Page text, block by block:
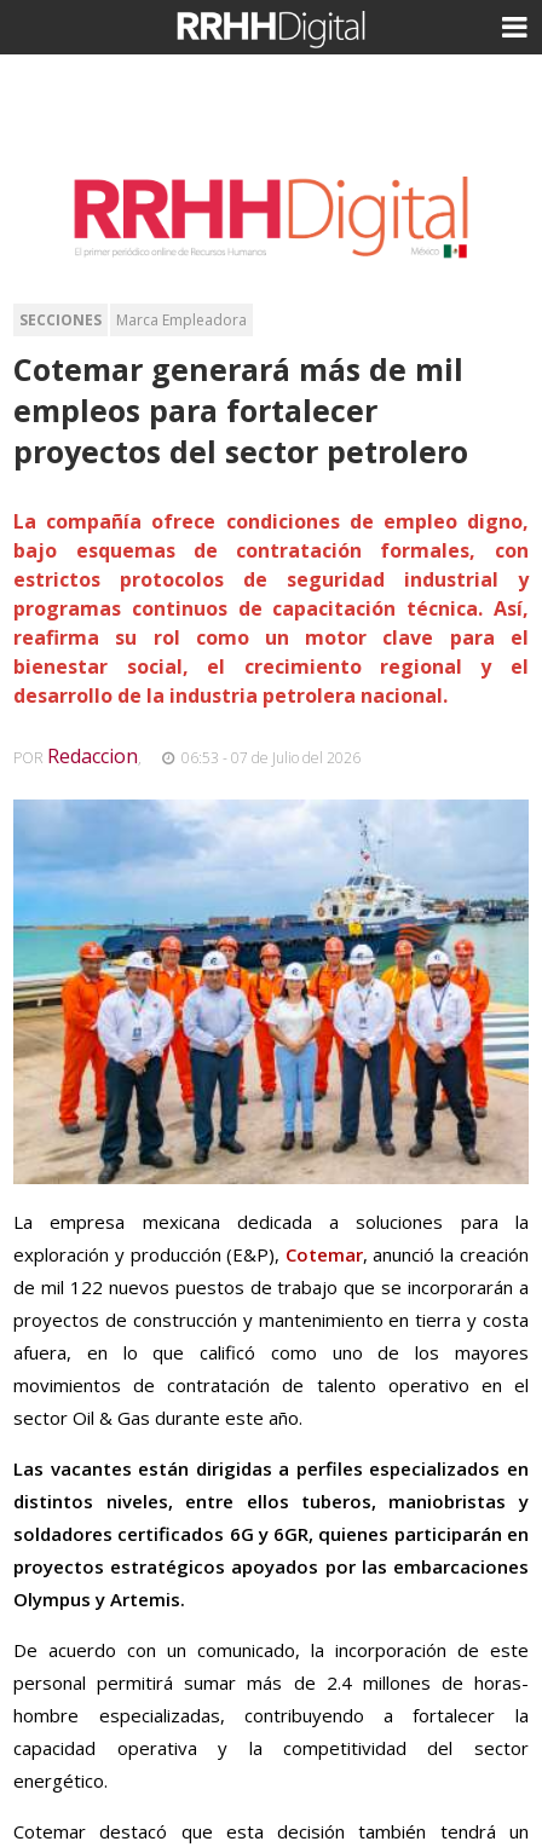
SECCIONES Marca Empleadora
Cotemar generará más de mil
empleos para fortalecer
proyectos del sector petrolero
La compañía ofrece condiciones de empleo digno,
bajo esquemas de contratación formales, con
estrictos protocolos de seguridad industrial y
programas continuos de capacitación técnica. Así,
reafirma su rol como un motor clave para el
bienestar social, el crecimiento regional y el
desarrollo de la industria petrolera nacional.
POR Redaccion, 06:53 - 07 de Julio del 2026
La empresa mexicana dedicada a soluciones para la
exploración y producción (E&P), Cotemar, anunció la creación
de mil 122 nuevos puestos de trabajo que se incorporarán a
proyectos de construcción y mantenimiento en tierra y costa
afuera, en lo que calificó como uno de los mayores
movimientos de contratación de talento operativo en el
sector Oil & Gas durante este año.
Las vacantes están dirigidas a perfiles especializados en
distintos niveles, entre ellos tuberos, maniobristas y
soldadores certificados 6G y 6GR, quienes participarán en
proyectos estratégicos apoyados por las embarcaciones
Olympus y Artemis.
De acuerdo con un comunicado, la incorporación de este
personal permitirá sumar más de 2.4 millones de horas-
hombre especializadas, contribuyendo a fortalecer la
capacidad operativa y la competitividad del sector
energético.
Cotemar destacó que esta decisión también tendrá un